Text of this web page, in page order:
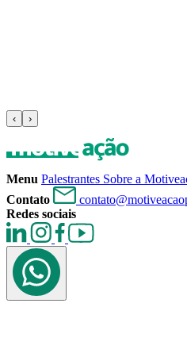
‹ ›
Menu Palestrantes Sobre a
Contato
Redes sociais